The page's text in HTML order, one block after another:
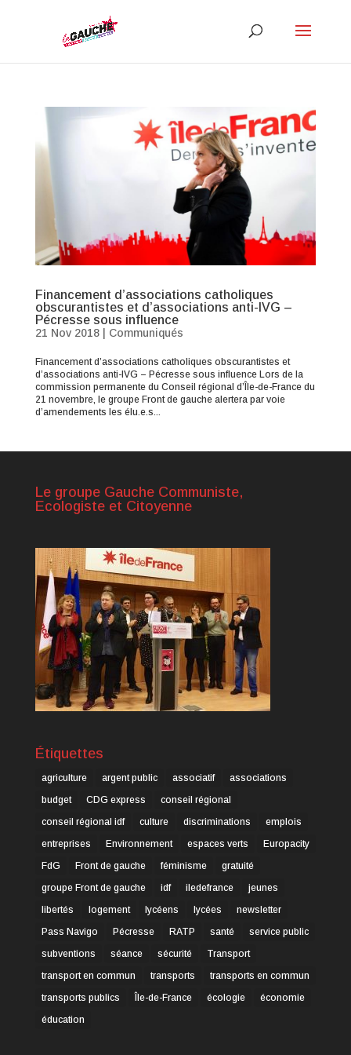
Financement d’associations catholiques
obscurantistes et d’associations anti-IVG –
Pécresse sous influence
21 Nov 2018| Communiqués
Financement d’associations catholiques obscurantistes et
d’associations anti-IVG – Pécresse sous influence Lors de la
commission permanente du Conseil régional d’Île-de-France du
21 novembre, le groupe Front de gauche alertera par voie
d’amendements les élu.e.s...
Le groupe Gauche Communiste,
Ecologiste et Citoyenne
Étiquettes
agriculture argent public associatif
associations
budget
CDG express
conseil régional
conseil régional idf
culture discriminations
emplois
entreprises
Environnement espaces verts
Europacity
FdG
Front de gauche féminisme
gratuité
groupe Front de gauche
idf iledefrance
jeunes
libertés
logement lycéens lycées
newsletter
Pass Navigo
Pécresse RATP santé
service public
subventions
séance sécurité
Transport
transport en commun
transports
transports en commun
transports publics
Île-de-France écologie
économie
éducation